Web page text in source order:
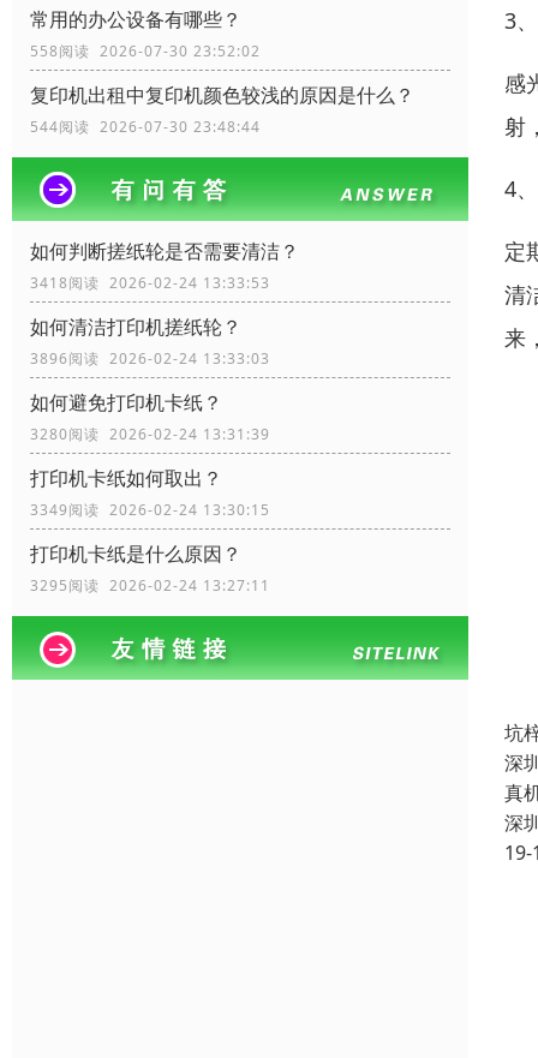
常用的办公设备有哪些？
558阅读 2026-07-30 23:52:02
复印机出租中复印机颜色较浅的原因是什么？
544阅读 2026-07-30 23:48:44
如何判断搓纸轮是否需要清洁？
3418阅读 2026-02-24 13:33:53
如何清洁打印机搓纸轮？
3896阅读 2026-02-24 13:33:03
如何避免打印机卡纸？
3280阅读 2026-02-24 13:31:39
打印机卡纸如何取出？
3349阅读 2026-02-24 13:30:15
打印机卡纸是什么原因？
3295阅读 2026-02-24 13:27:11
3
感
射
4
定
清
来
坑
深
真
深
19-